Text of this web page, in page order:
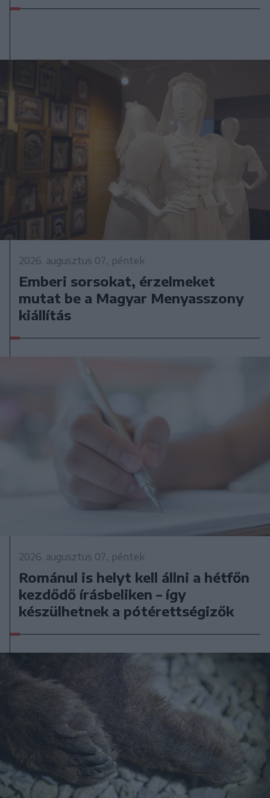
2026. augusztus 07., péntek
Emberi sorsokat, érzelmeket
mutat be a Magyar Menyasszony
kiállítás
2026. augusztus 07., péntek
Románul is helyt kell állni a hétfőn
kezdődő írásbeliken – így
készülhetnek a pótérettségizők